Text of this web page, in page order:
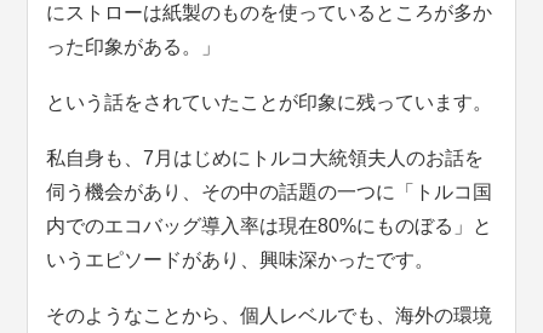
にストローは紙製のものを使っているところが多か
った印象がある。」
という話をされていたことが印象に残っています。
私自身も、7月はじめにトルコ大統領夫人のお話を
伺う機会があり、その中の話題の一つに「トルコ国
内でのエコバッグ導入率は現在80%にものぼる」と
いうエピソードがあり、興味深かったです。
そのようなことから、個人レベルでも、海外の環境